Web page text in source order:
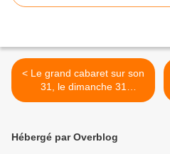
< Le grand cabaret sur son
31, le dimanche 31
décembre 2017 à 20h55
Hébergé par Overblog